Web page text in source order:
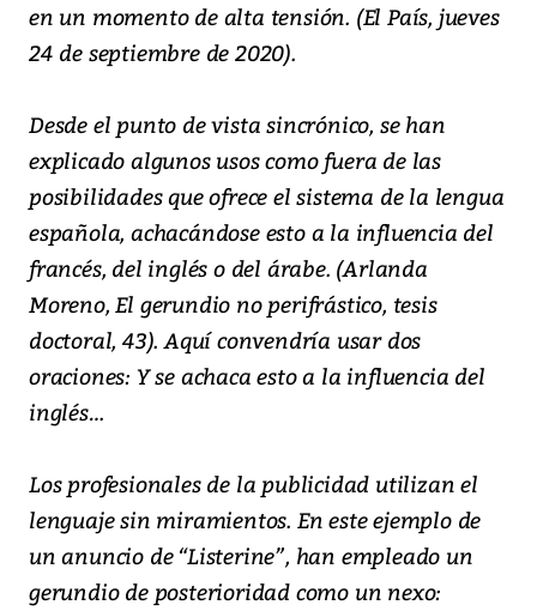
en un momento de alta tensión. (El País, jueves
24 de septiembre de 2020).
Desde el punto de vista sincrónico, se han
explicado algunos usos como fuera de las
posibilidades que ofrece el sistema de la lengua
española, achacándose esto a la influencia del
francés, del inglés o del árabe. (Arlanda
Moreno, El gerundio no perifrástico, tesis
doctoral, 43). Aquí convendría usar dos
oraciones: Y se achaca esto a la influencia del
inglés…
Los profesionales de la publicidad utilizan el
lenguaje sin miramientos. En este ejemplo de
un anuncio de “Listerine”, han empleado un
gerundio de posterioridad como un nexo: